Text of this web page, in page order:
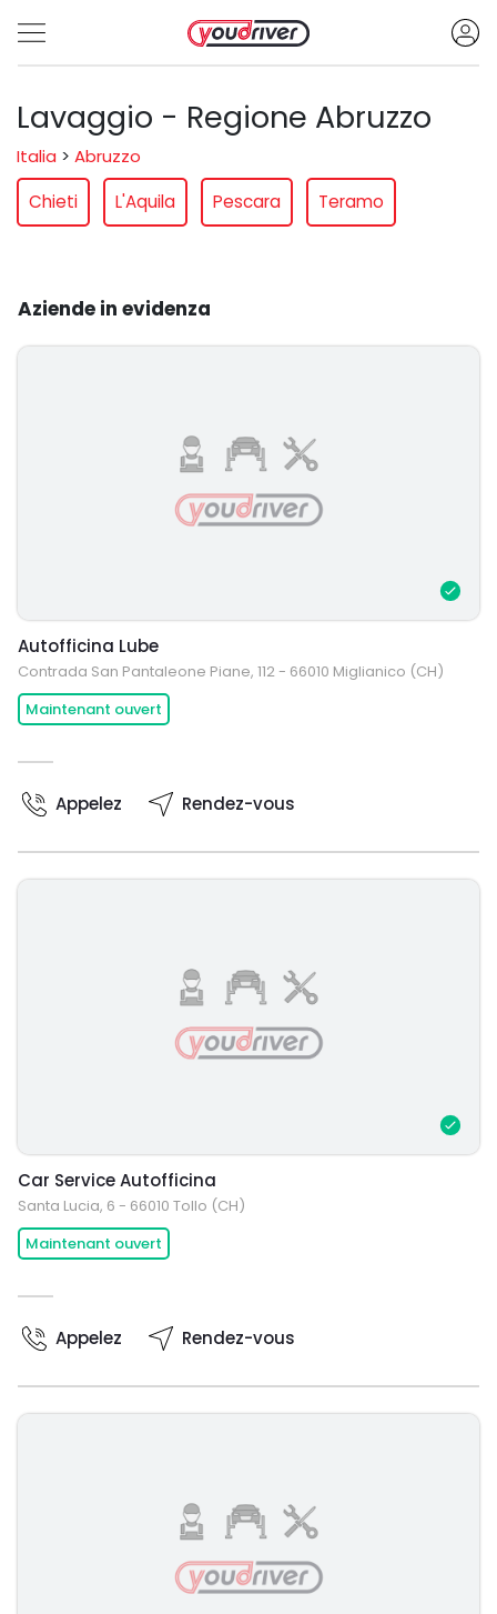
Lavaggio - Regione Abruzzo
Italia > Abruzzo
Chieti
L'Aquila Pescara Teramo
Aziende in evidenza
Autofficina Lube
Contrada San Pantaleone Piane, 112 - 66010 Miglianico (CH)
Maintenant ouvert
Appelez Rendez-vous
Car Service Autofficina
Santa Lucia, 6 - 66010 Tollo (CH)
Maintenant ouvert
Appelez Rendez-vous